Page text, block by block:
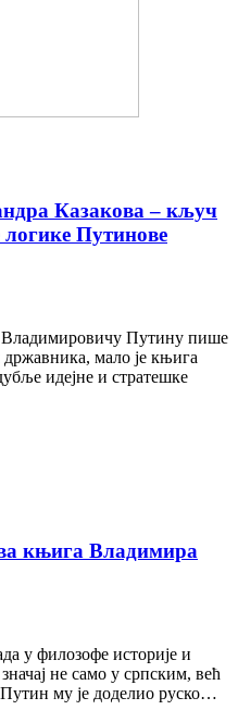
Казакова – кључ
логике Путинове
Путину пише
мало је књига
идејне и стратешке
књига Владимира
у филозофе историје и
не само у српским, већ
му је доделио руско…